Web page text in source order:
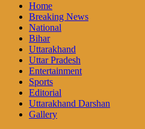
Home
Breaking News
National
Bihar
Uttarakhand
Uttar Pradesh
Entertainment
Sports
Editorial
Uttarakhand Darshan
Gallery